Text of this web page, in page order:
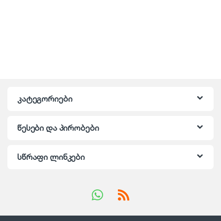
კატეგორიები
წესები და პირობები
სწრაფი ლინკები